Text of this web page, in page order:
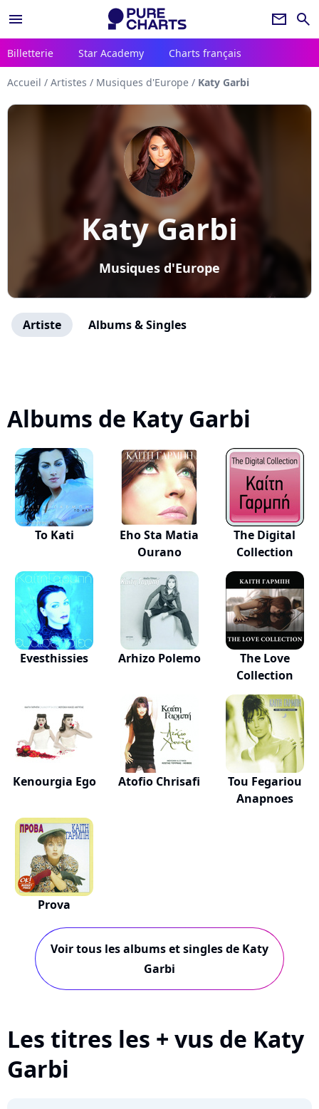
menu newsletter search
Billetterie Star Academy Charts français
Accueil / Artistes / Musiques d'Europe / Katy Garbi
Katy Garbi
Musiques d'Europe
Artiste Albums & Singles
Albums de Katy Garbi
To Kati
Eho Sta Matia
Ourano
The Digital
Collection
Evesthissies Arhizo Polemo
The Love
Collection
Kenourgia Ego Atofio Chrisafi
Tou Fegariou
Anapnoes
Prova
Voir tous les albums et singles de Katy
Garbi
Les titres les + vus de Katy
Garbi